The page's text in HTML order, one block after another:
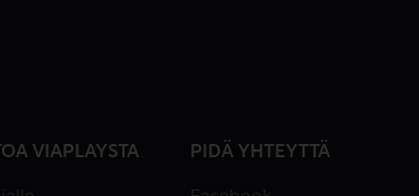
VIAPLAYSTA PIDÄ YHTEYTTÄ